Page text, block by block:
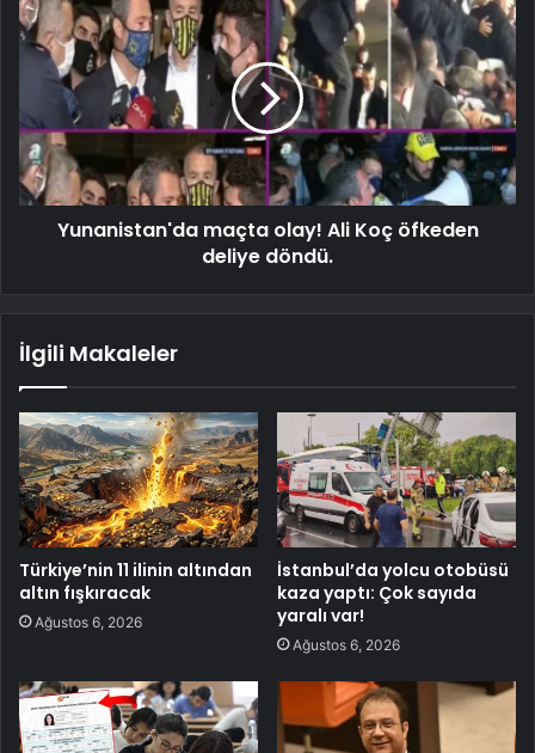
Yunanistan'da maçta olay! Ali Koç öfkeden
deliye döndü.
İlgili Makaleler
Türkiye’nin 11 ilinin altından
altın fışkıracak
Ağustos 6, 2026
İstanbul’da yolcu otobüsü
kaza yaptı: Çok sayıda
yaralı var!
Ağustos 6, 2026